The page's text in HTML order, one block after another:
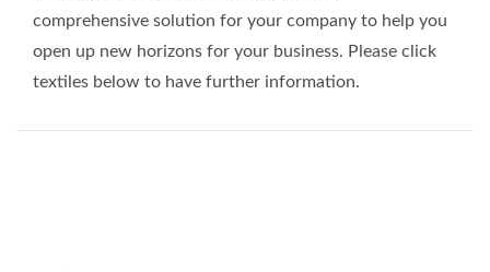
comprehensive solution for your company to help you
open up new horizons for your business. Please click
textiles below to have further information.